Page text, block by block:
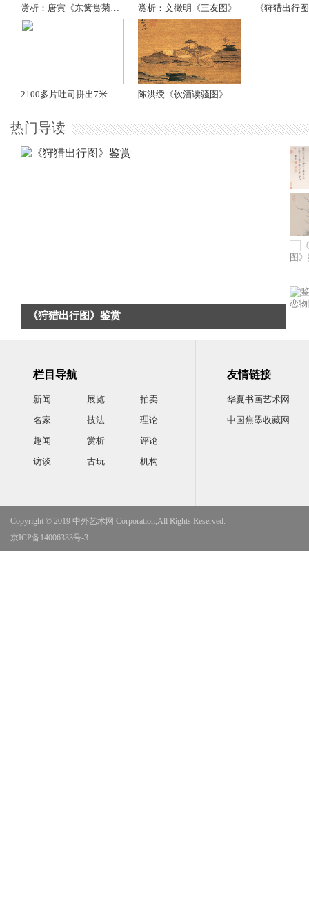
赏析：唐寅《东篱赏菊图》 赏析：文徵明《三友图》 《狩猎出行
2100多片吐司拼出7米长牡丹图 陈洪绶《饮酒读骚图》
热门导读
《狩猎出行图》鉴赏
栏目导航
新闻 展览
拍卖
名家
技法
理论
趣闻
赏析
评论
访谈
古玩 机构
友情链接
华夏书画艺术网
中国焦墨收藏网
Copyright © 2019 中外艺术网 Corporation,All Rights Reserved.
京ICP备14006333号-3